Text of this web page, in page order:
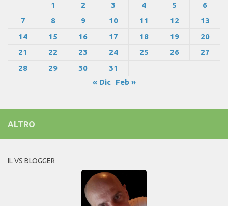
1
2 3 4 5
6
7
8 9 10 11 12
13
14
15 16 17 18 19
20
21
22 23 24 25 26
27
28
29 30
31
« Dic
Feb »
ALTRO
IL VS BLOGGER